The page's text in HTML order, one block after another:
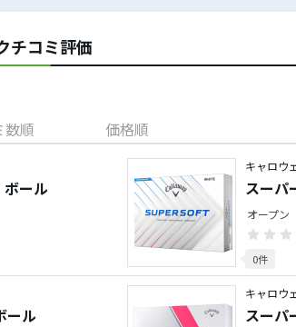
チコミ評価
数順 価格順
ボール
キャロウ
スーパ
オープン
0件
ール
キャロウ
スーパ